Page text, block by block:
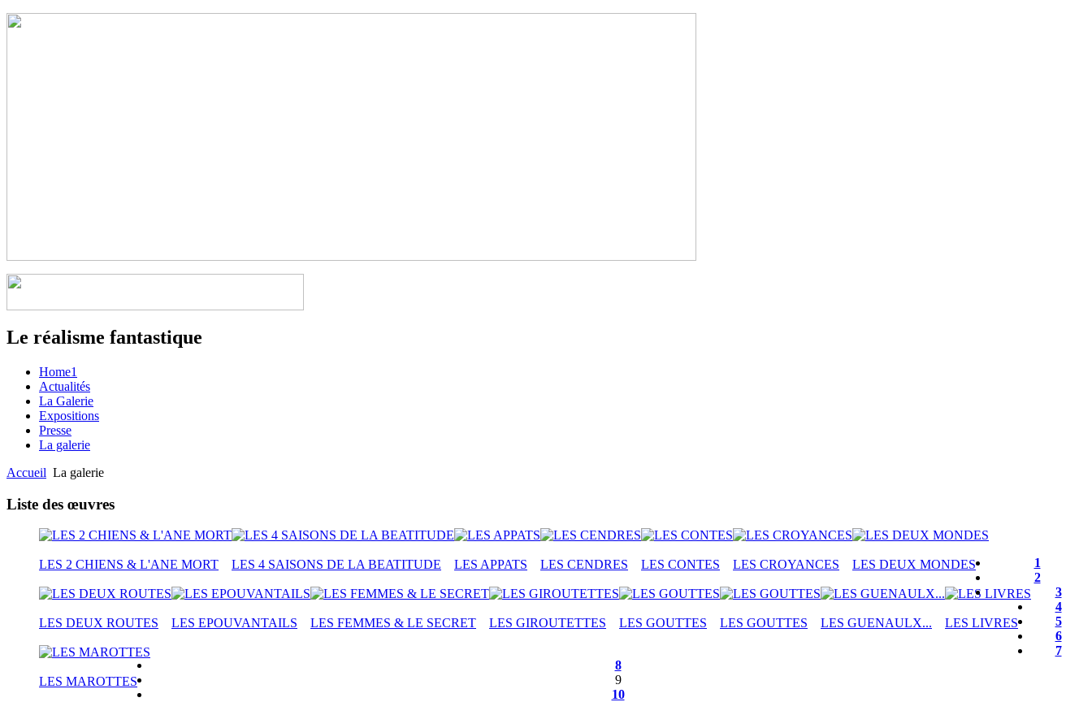
Le réalisme fantastique
Home1
Actualités
La Galerie
Expositions
Presse
La galerie
Accueil La galerie
Liste des œuvres
LES 2 CHIENS & L'ANE MORT LES 4 SAISONS DE LA BEATITUDE LES APPATS LES CENDRES LES CONTES LES CROYANCES LES DEUX MONDES
LES DEUX ROUTES LES EPOUVANTAILS LES FEMMES & LE SECRET LES GIROUTETTES LES GOUTTES LES GOUTTES LES GUENAULX... LES LIVRES
LES MAROTTES
1
2
3
4
5
6
7
8
9
10